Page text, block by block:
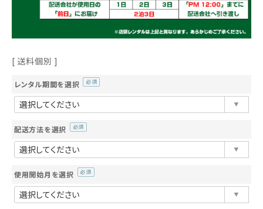
送料個別
レンタル期間を選択
配送方法を選択
須)
使用開始月を選択
須)